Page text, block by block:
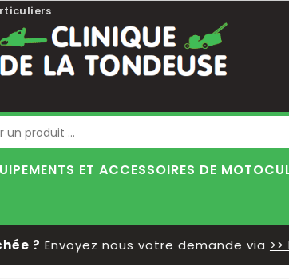
Blog
ET ACCESSOIRES DE
?Envoyez nous votre demande via >> le